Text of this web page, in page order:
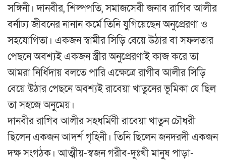
সঙ্গিনী। দানবীর, শিল্পপতি, সমাজসেবী জনাব রাগিব আলীর
বর্নাঢ্য জীবনের নানান কর্মে তিনি যুগিয়েছেন অনুপ্রেরণা ও
সহযোগিতা। একজন স্বামীর সিড়ি বেয়ে উঠার বা সফলতার
পেছনে অবশ্যই একজন স্ত্রীর অনুপ্রেরণাই কাজ করে তা
আমরা নির্ধিদায় বলতে পারি এক্ষেত্রে রাগীব আলীর সিড়ি
বেয়ে উঠার পেছনে অবশ্যই রাবেয়া খাতুনের ভূমিকা যে ছিল
তা সহজে অনুমেয়।
দানবীর রাগিব আলীর সহধর্মিণী রাবেয়া খাতুন চৌধরী
ছিলেন একজন আদর্শ গৃহিনী। তিনি ছিলেন জনদরদী একজন
দক্ষ সংগঠক। আত্মীয়-স্বজন গরীব-দুঃখী মানুষ পাড়া-